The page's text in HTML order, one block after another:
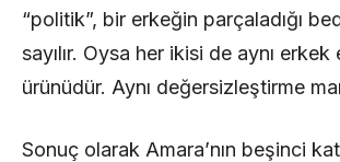
“politik”, bir erkeğin parçaladığı
sayılır. Oysa her ikisi de aynı erkek
ürünüdür. Aynı değersizleştirme
Sonuç olarak Amara’nın beşinci